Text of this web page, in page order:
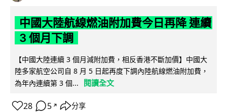
中國大陸航線燃油附加費今日再降 連續
3 個月下調
【中國大陸連續 3 個月減附加費，相反香港不斷加價】中國大
陸多家航空公司自 8 月 5 日起再度下調內陸航線燃油附加費，
為年內連續第 3 個...
閱讀全文
28 5 ↗ 分享